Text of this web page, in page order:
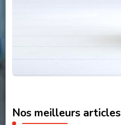
Nos meilleurs articles